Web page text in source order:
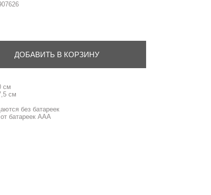
ДОБАВИТЬ В КОРЗИНУ
см
см
без батареек
батареек ААА